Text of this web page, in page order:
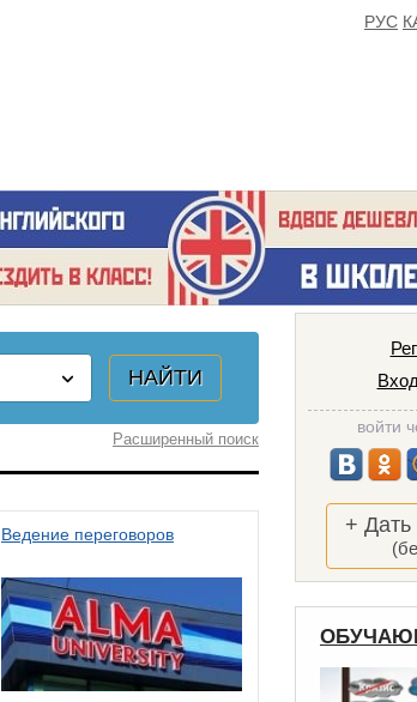
РУС
Расширенный поиск
Ведение переговоров
войти
+